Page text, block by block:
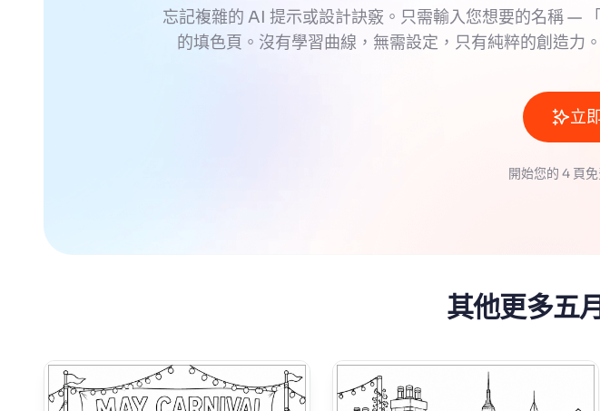
忘記複雜的 AI 提示或設計訣竅。只需輸入您想要的名稱 —
的填色頁。沒有學習曲線，無需設定，只有純粹的創造力
立
開始您的 4 頁
其他更多五